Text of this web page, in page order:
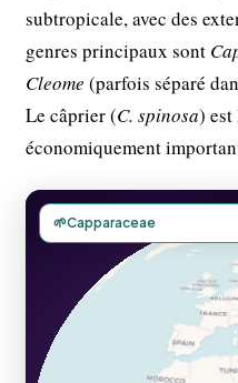
subtropicale, avec des
genres principaux sont
Cleome (parfois séparé
Le câprier (C. spinosa) est
économiquement